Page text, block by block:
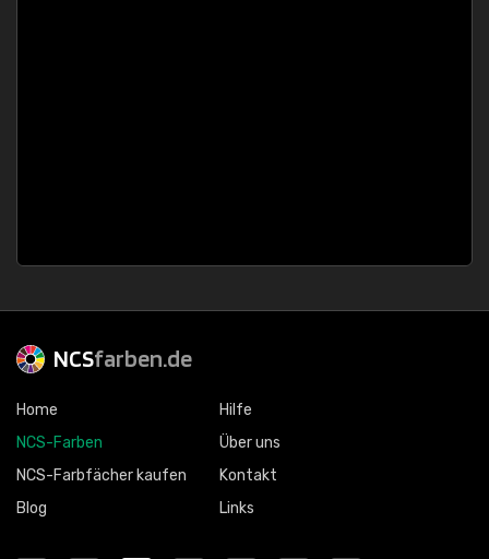
NCSfarben.de
Home
NCS-Farben
NCS-Farbfächer kaufen
Blog
Hilfe
Über uns
Kontakt
Links